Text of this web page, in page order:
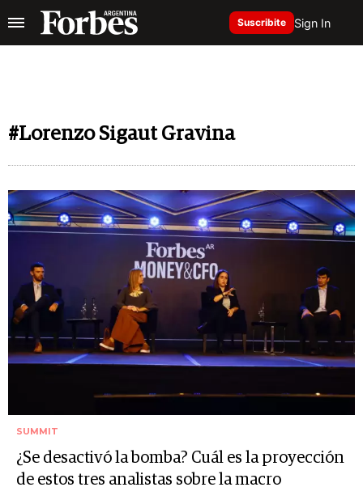
Suscribite Sign In
#Lorenzo Sigaut Gravina
SUMMIT
¿Se desactivó la bomba? Cuál es la proyección
de estos tres analistas sobre la macro